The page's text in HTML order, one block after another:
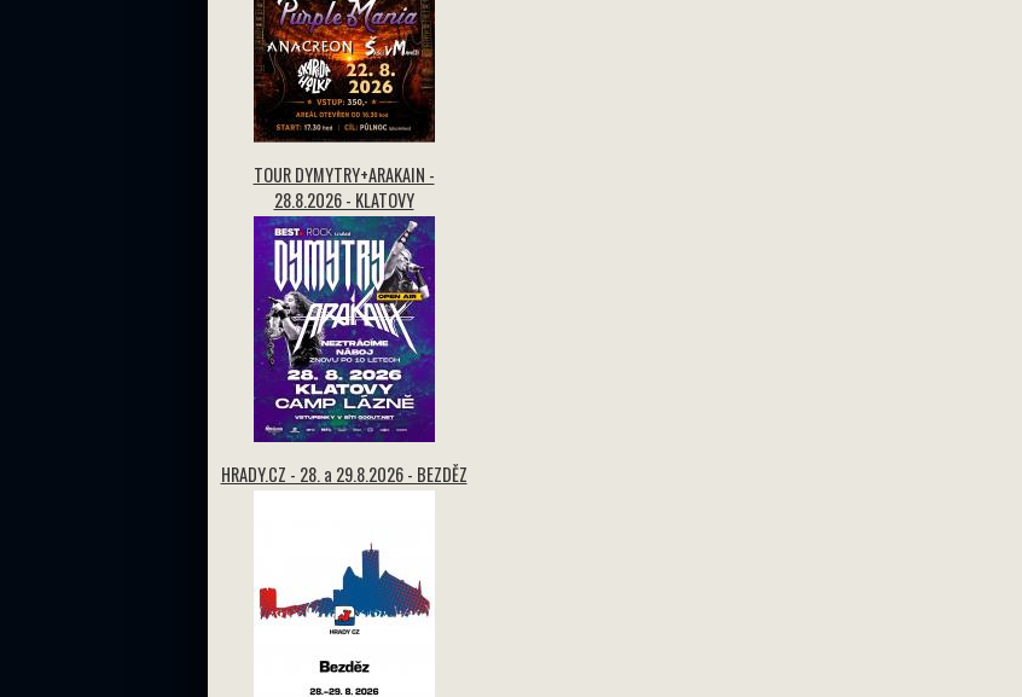
TOUR DYMYTRY+ARAKAIN -
28.8.2026 - KLATOVY
HRADY.CZ - 28. a 29.8.2026 - BEZDĚZ